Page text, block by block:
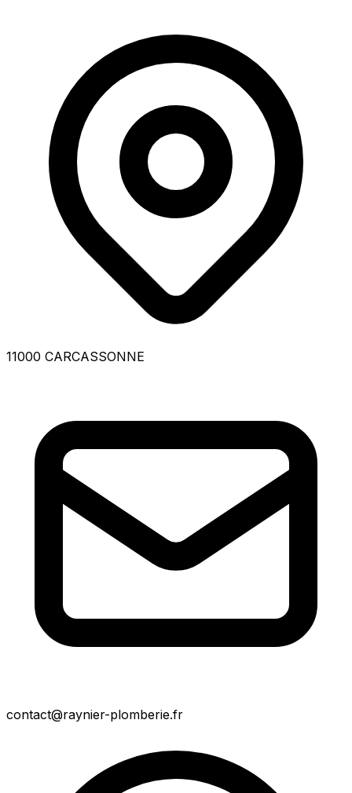
11000 CARCASSONNE
contact@raynier-plomberie.fr